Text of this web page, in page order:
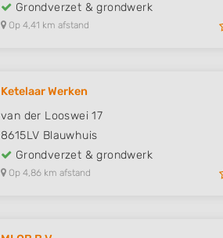
Grondverzet & grondwerk
Op 4,41 km afstand
Ketelaar Werken
van der Looswei 17
8615LV Blauwhuis
Grondverzet & grondwerk
Op 4,86 km afstand